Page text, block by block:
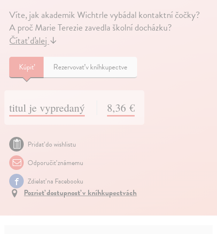
Víte, jak akademik Wichtrle vybádal kontaktní čočky?
A proč Marie Terezie zavedla školní docházku?
Čítať ďalej ↓
Kúpiť Rezervovať v kníhkupectve
titul je vypredaný 8,36 €
Pridať do wishlistu
Odporučiť známemu
Zdielať na Facebooku
Pozrieť dostupnosť v kníhkupectvách